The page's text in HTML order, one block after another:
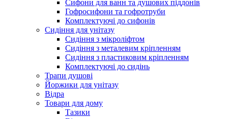
Сифони для ванн та душових піддонів
Гофросифони та гофротруби
Комплектуючі до сифонів
Сидіння для унітазу
Сидіння з мікроліфтом
Сидіння з металевим кріпленням
Сидіння з пластиковим кріпленням
Комплектуючі до сидінь
Трапи душові
Йоржики для унітазу
Відра
Товари для дому
Тазики